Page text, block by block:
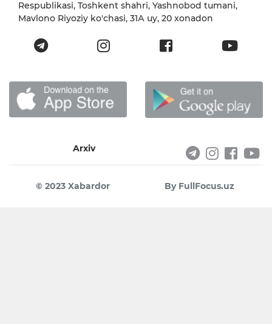
Respublikasi, Toshkent shahri, Yashnobod tumani,
Mavlono Riyoziy ko'chasi, 31А uy, 20 xonadon
Arxiv
© 2023 Xabardor By FullFocus.uz